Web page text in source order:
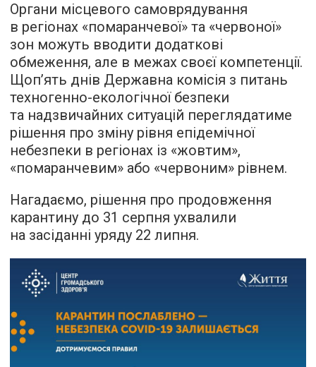
Органи місцевого самоврядування
в регіонах «помаранчевої» та «червоної»
зон можуть вводити додаткові
обмеження, але в межах своєї компетенції.
Щоп’ять днів Державна комісія з питань
техногенно-екологічної безпеки
та надзвичайних ситуацій переглядатиме
рішення про зміну рівня епідемічної
небезпеки в регіонах із «жовтим»,
«помаранчевим» або «червоним» рівнем.
Нагадаємо, рішення про продовження
карантину до 31 серпня ухвалили
на засіданні уряду 22 липня.